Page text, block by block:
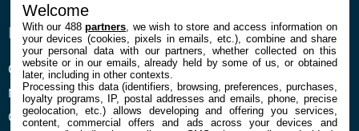
ENTREPRISE
Qui sommes nous
Mentions légales et CGU
Confidentialité et Cookies
À PROPOS
La rédaction
Contact
Welcome
With our 488partners , we wish to store and access information on
your devices (cookies, pixels in emails, etc.), combine and share
your personal data with our partners, whether collected on this
website or in our emails, already held by some of us, or obtained
later, including in other contexts.
Processing this data (identifiers, browsing, preferences, purchases,
loyalty programs, IP, postal addresses and emails, phone, precise
geolocation, etc.) allows developing and offering you services,
content, commercial offers and ads across your devices and